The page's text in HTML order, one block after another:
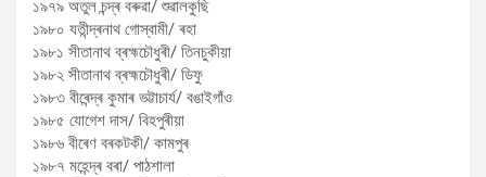
১৯৭৯ অতুল চন্দ্ৰ বৰুৱা/ শুৱালকুছি
১৯৮০ যতীন্দ্ৰনাথ গোস্বামী/ ৰহা
১৯৮১ সীতানাথ ব্ৰহ্মচৌধুৰী/ তিনচুকীয়া
১৯৮২ সীতানাথ ব্ৰহ্মচৌধুৰী/ ডিফু
১৯৮৩ বীৰেন্দ্ৰ কুমাৰ ভট্টাচাৰ্য/ বঙাইগাঁও
১৯৮৫ যোগেশ দাস/ বিহপুৰীয়া
১৯৮৬ বীৰেণ বৰকটকী/ কামপুৰ
১৯৮৭ মহেন্দ্ৰ বৰা/ পাঠশালা